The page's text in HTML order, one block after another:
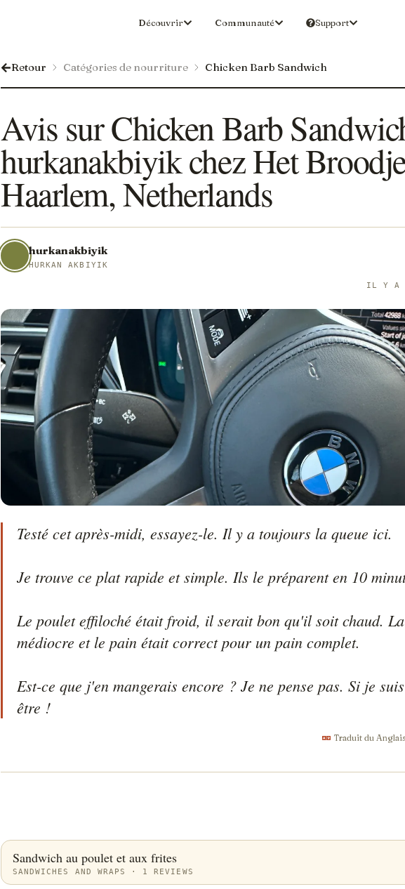
Découvrir Communauté Support
Retour Catégories de nourriture Chicken Barb Sandwich
Avis sur Chicken Barb
hurkanakbiyik chez Het
Haarlem, Netherlands
hurkanakbiyik
HURKAN AKBIYIK
IL Y A
Testé cet après-midi, essayez-le. Il y a toujours la queue ici.
Je trouve ce plat rapide et simple. Ils le préparent en 10
Le poulet effiloché était froid, il serait bon qu'il soit chaud.
médiocre et le pain était correct pour un pain complet.
Est-ce que j'en mangerais encore ? Je ne pense pas. Si je
être !
Traduit du Anglais
Sandwich au poulet et aux frites
SANDWICHES AND WRAPS · 1 REVIEWS